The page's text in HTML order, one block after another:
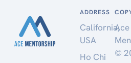
ADDRESS
California,
USA
Ho Chi
Ace
©